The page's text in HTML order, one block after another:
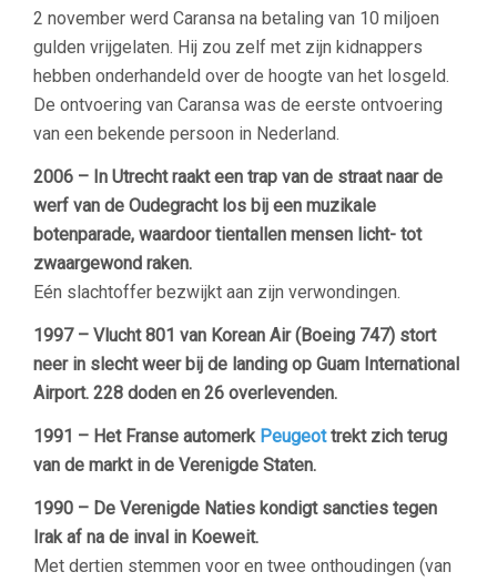
2 november werd Caransa na betaling van 10 miljoen
gulden vrijgelaten. Hij zou zelf met zijn kidnappers
hebben onderhandeld over de hoogte van het losgeld.
De ontvoering van Caransa was de eerste ontvoering
van een bekende persoon in Nederland.
2006 – In Utrecht raakt een trap van de straat naar de
werf van de Oudegracht los bij een muzikale
botenparade, waardoor tientallen mensen licht- tot
zwaargewond raken.
Eén slachtoffer bezwijkt aan zijn verwondingen.
1997 – Vlucht 801 van Korean Air (Boeing 747) stort
neer in slecht weer bij de landing op Guam International
Airport. 228 doden en 26 overlevenden.
1991 – Het Franse automerk Peugeottrekt zich terug
van de markt in de Verenigde Staten.
1990 – De Verenigde Naties kondigt sancties tegen
Irak af na de inval in Koeweit.
Met dertien stemmen voor en twee onthoudingen (van